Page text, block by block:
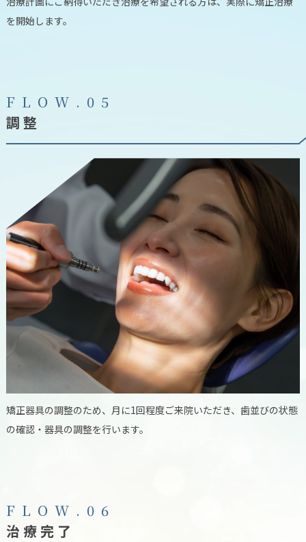
を開始します。
F L O W . 0 5
調整
矯正器具の調整のため、月に1回程度ご来院いただき、歯並びの状態
の確認・器具の調整を行います。
F L O W . 0 6
治療完了